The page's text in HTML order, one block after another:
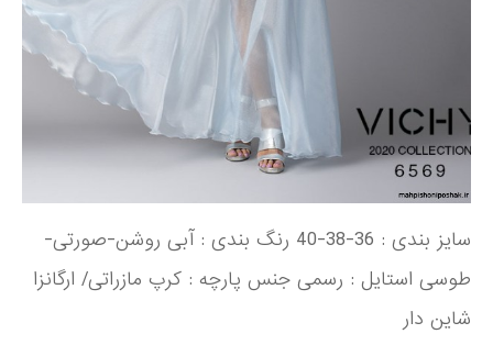
سایز بندی : 36-38-40 رنگ بندی : آبی روشن-صورتی-
طوسی استایل : رسمی جنس پارچه : کرپ مازراتی/ ارگانزا
شاین دار